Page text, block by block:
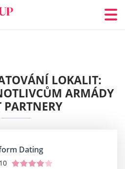
LOKALIT:
ARMÁDY
PARTNERY
Dating